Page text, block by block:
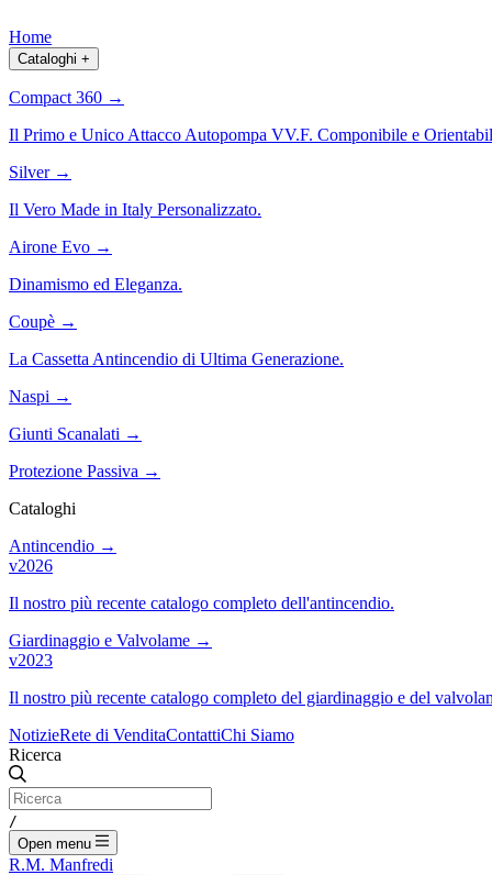
Home
Cataloghi +
Compact 360 →
Il Primo e Unico Attacco Autopompa VV.F. Componibile e
Silver →
Il Vero Made in Italy Personalizzato.
Airone Evo →
Dinamismo ed Eleganza.
Coupè →
La Cassetta Antincendio di Ultima Generazione.
Naspi →
Giunti Scanalati →
Protezione Passiva →
Cataloghi
Antincendio →
v2026
Il nostro più recente catalogo completo dell'antincendio.
Giardinaggio e Valvolame →
v2023
Il nostro più recente catalogo completo del giardinaggio e del
NotizieRete di VenditaContattiChi Siamo
Ricerca
/
Open menu
R.M. Manfredi